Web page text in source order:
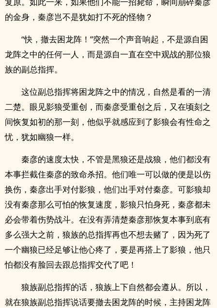
的金身，秦彦岂不是犹如打不死的怪物？
“快，撤去困龙阵！”突然一个声音响起，不是源自困
龙阵之中的任何一人，而是源自一直在空中观战的那位狼
族的副总指挥。
这位副总指挥将困龙阵之中的情况，自然是看的一清
二楚。眼见影狼受重创，而秦彦受重创之后，又在顷刻之
间恢复如初的那一刻，他似乎就感应到了影狼会有性命之
忧，犹如幽狼一样。
秦彦的速度太快，不管是黑狼还是战狼，他们都没有
本事拦截住秦彦的致命杀招。他们唯一可以做的便是以伤
换伤，秦彦出手对付影狼，他们出手对付秦彦。可影狼却
没有秦彦那么可怕的恢复速度，影狼只怕身死，秦彦都未
必会带着伤势战斗。在没有弄清楚秦彦那恢复本事到底有
多么强大之前，狼族的总指挥再也不想去赌了，因为死了
一个幽狼已经足够让他心疼了，要是再搭上了影狼，他只
怕都没有脸回去跟总指挥交代了吧！
狼族副总指挥的话，狼族上下自然都会遵从。所以，
就在狼族副总指挥说话要撤去困龙阵的时候，主持困龙阵